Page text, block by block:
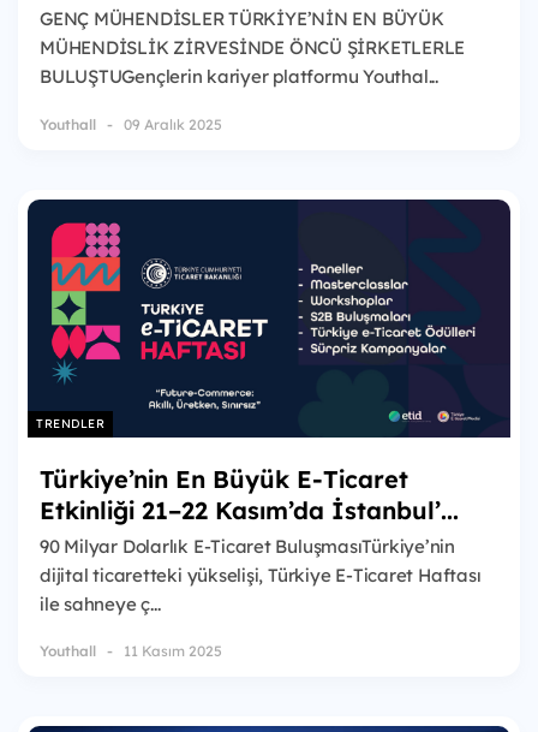
GENÇ MÜHENDİSLER TÜRKİYE’NİN EN BÜYÜK
MÜHENDİSLİK ZİRVESİNDE ÖNCÜ ŞİRKETLERLE
BULUŞTUGençlerin kariyer platformu Youthal...
Youthall 09 Aralık 2025
TRENDLER
Türkiye’nin En Büyük E-Ticaret
Etkinliği 21–22 Kasım’da İstanbul’...
90 Milyar Dolarlık E-Ticaret BuluşmasıTürkiye’nin
dijital ticaretteki yükselişi, Türkiye E-Ticaret Haftası
ile sahneye ç...
Youthall 11 Kasım 2025